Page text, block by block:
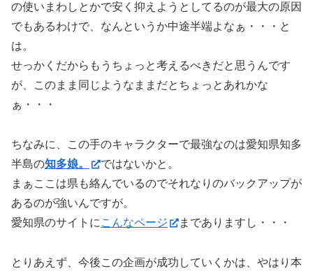
の使いまわしとかで安く抑えようとしてるのが最大の原因
でもあるわけで、なんというか中途半端よなぁ・・・と
は。
せっかくだからもうちょっと考えるべきだと思うんです
が、このまま同じようなままだとちょっとあれかな
ぁ・・・
ちなみに、この手のキャラクターで最強なのは愛知県知多
半島の知多娘。
ではないかと。
まぁここは県も絡んでいるのでそれなりのバックアップが
あるのが強いんですが。
愛知県のサイトに こんなページ までありますし・・・
とりあえず、今後この企画が成功していくかは、やはり本